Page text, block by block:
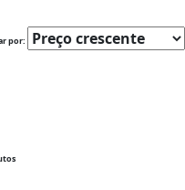
por: